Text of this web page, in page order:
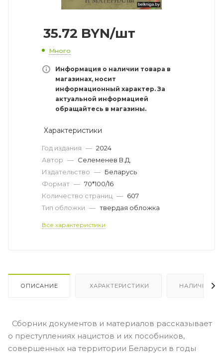
35.72 BYN/шт
Много
Информация о наличии товара в
магазинах, носит
информационный характер. За
актуальной информацией
обращайтесь в магазины.
Характеристики
Год издания — 2024
Автор — Селеменев В.Д.
Издательство — Беларусь
Формат — 70*100/16
Количество страниц — 607
Тип обложки — твердая обложка
Все характеристики
ОПИСАНИЕ ХАРАКТЕРИСТИКИ НАЛИЧИЕ
Сборник документов и материалов рассказывает
о преступлениях нацистов и их пособников,
совершенных на территории Беларуси в годы